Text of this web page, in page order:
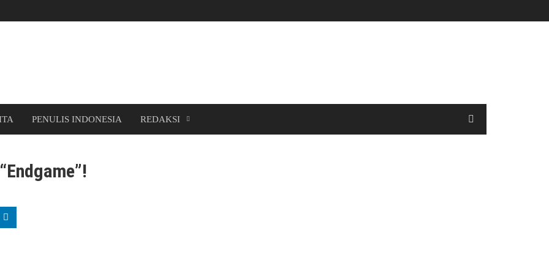
PENULIS INDONESIA REDAKSI